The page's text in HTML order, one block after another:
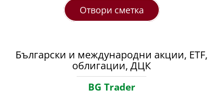
Отвори сметка
Български и международни акции, ETF,
облигации, ДЦК
BG Trader